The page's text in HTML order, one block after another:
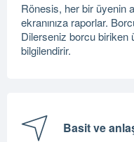
Rönesis, her bir üyenin
ekranınıza raporlar.
Dilerseniz borcu biriken
bilgilendirir.
Basit ve